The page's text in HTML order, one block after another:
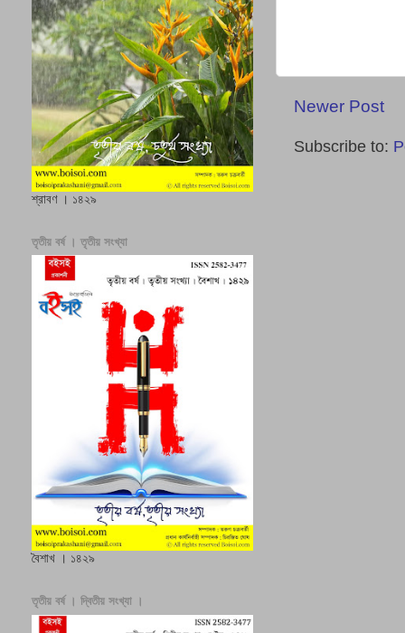
Newer Post
Subscribe to:
শ্রাবণ । ১৪২৯
তৃতীয় বর্ষ । তৃতীয় সংখ্যা
বৈশাখ । ১৪২৯
তৃতীয় বর্ষ । দ্বিতীয় সংখ্যা ।